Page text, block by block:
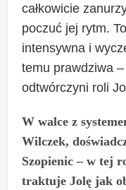
całkowicie
poczuć jej rytm.
intensywna i
temu prawdziwa
odtwórczyni roli
W walce z
Wilczek,
Szopienic – w tej
traktuje Jolę jak